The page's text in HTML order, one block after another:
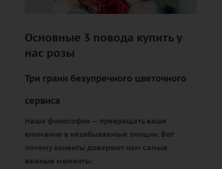
Основные 3 повода купить у
нас розы
Три грани безупречного цветочного
сервиса
Наша философия — превращать ваше
внимание в незабываемые эмоции. Вот
почему клиенты доверяют нам самые
важные моменты: